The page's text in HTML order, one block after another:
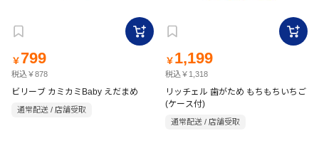
￥ 799
税込￥878
ビリーブ カミカミBaby えだまめ
通常配送 / 店舗受取
￥ 1,199
税込￥1,318
リッチェル 歯がため もちもちいちご
(ケース付)
通常配送 / 店舗受取